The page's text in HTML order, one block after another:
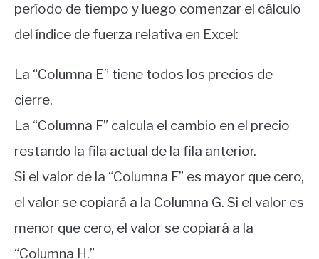
período de tiempo y luego comenzar el cálculo
del índice de fuerza relativa en Excel:
La “Columna E” tiene todos los precios de
cierre.
La “Columna F” calcula el cambio en el precio
restando la fila actual de la fila anterior.
Si el valor de la “Columna F” es mayor que cero,
el valor se copiará a la Columna G. Si el valor es
menor que cero, el valor se copiará a la
“Columna H.”